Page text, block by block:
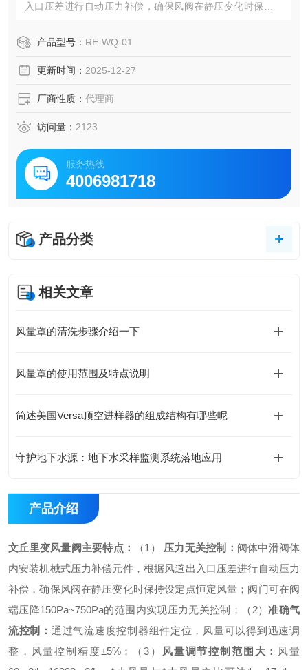
入口压差进行自动压力补偿，确保风阀在静压变化时保持设
现压力无关控制； （2）准确气流控制：通过气流速度控制器
产品型号： RE-WQ-01
更新时间： 2025-12-27
厂商性质： 代理商
访问量： 2123
服务热线
4006981718
产品分类
相关文章
风量罩的清洗步骤介绍一下
风量罩的使用范围及特点说明
简述美国Versa顶空进样器的组成结构有哪些呢
守护地下水源：地下水采样监测系统落地应用
产品介绍
文丘里变风量阀主要特点： （1 ） 压力无关控制： 阀体中滑阀体
内安装机械式压力补偿元件，根据风道出入口压差进行自动压力
补偿，确保风阀在静压变化时保持设定点恒定风量；阀门可在阀
端压降150Pa~750Pa的范围内实现压力无关控制； （ 2）准确气
流控制： 通过气流速度控制器组件定位，风量可以得到迅速调
整，风量控制精度±5%； （3 ） 风量调节控制范围大： 风量